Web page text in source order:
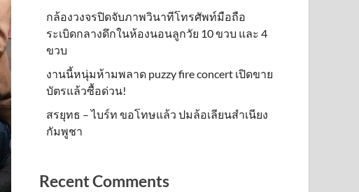
กล้องวงจรปิดจับภาพวินาทีโทรศัพท์มือถือ
ระเบิดกลางดึกในห้องนอนลูกวัย 10 ขวบ และ 4
ขวบ
งานนี้หนุ่มห้ามพลาด puzzy fire concert เปิดขาย
บัตรแล้วซื้อด่วน!
สรยุทธ – ไบร์ท ขอโทษแล้ว ปมล้อเลียนสำเนียง
กัมพูชา
Recent Comments